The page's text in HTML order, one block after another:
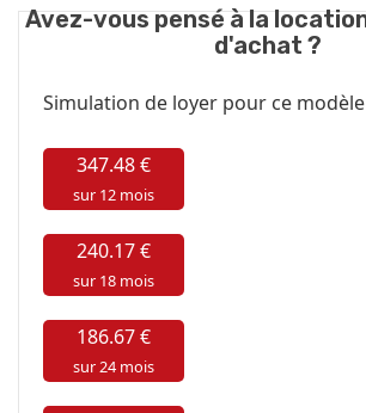
Avez-vous pensé à la
d'achat ?